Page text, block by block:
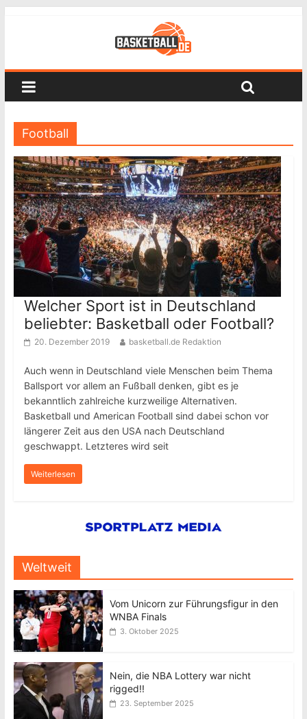
Football
Welcher Sport ist in Deutschland
beliebter: Basketball oder Football?
20. Dezember 2019 basketball.de Redaktion
Auch wenn in Deutschland viele Menschen beim Thema
Ballsport vor allem an Fußball denken, gibt es je
bekanntlich zahlreiche kurzweilige Alternativen.
Basketball und American Football sind dabei schon vor
längerer Zeit aus den USA nach Deutschland
geschwappt. Letzteres wird seit
Weiterlesen
Weltweit
Vom Unicorn zur Führungsfigur in den
WNBA Finals
3. Oktober 2025
Nein, die NBA Lottery war nicht
rigged!!
23. September 2025